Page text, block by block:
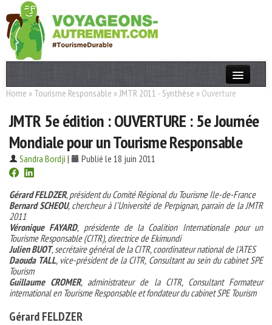
Actualités
T. Responsable
Destinations
Acteurs
Thèmes
OK
Home » Tourisme Responsable »JMTR 2011 - Synthèse » Ouverture
JMTR 5e édition : OUVERTURE : 5e Journée
Mondiale pour un Tourisme Responsable
Sandra Bordji | Publié le 18 juin 2011
Gérard FELDZER, président du Comité Régional du Tourisme Ile-de-France
Bernard SCHEOU, chercheur à l’Université de Perpignan, parrain de la JMTR
2011
Véronique FAYARD, présidente de la Coalition Internationale pour un
Tourisme Responsable (CITR), directrice de Ekimundi
Julien BUOT, secrétaire général de la CITR, coordinateur national de l’ATES
Daouda TALL, vice-président de la CITR, Consultant au sein du cabinet SPE
Tourism
Guillaume CROMER, administrateur de la CITR, Consultant Formateur
international en Tourisme Responsable et fondateur du cabinet SPE Tourism
Gérard FELDZER